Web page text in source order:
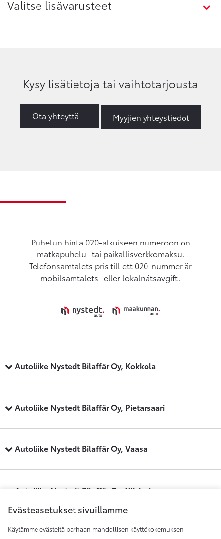
Valitse lisävarusteet
Kysy lisätietoja tai vaihtotarjousta
Ota yhteyttä Myyjien yhteystiedot
Puhelun hinta 020-alkuiseen numeroon on
matkapuhelu- tai paikallisverkkomaksu.
Telefonsamtalets pris till ett 020-nummer är
mobilsamtalets- eller lokalnätsavgift.
Autoliike Nystedt Bilaffär Oy, Kokkola
Autoliike Nystedt Bilaffär Oy, Pietarsaari
Autoliike Nystedt Bilaffär Oy, Vaasa
Autoliike Nystedt Bilaffär Oy, Ylivieska
Maakunnan Auto, Kauhajoki
Evästeasetukset sivuillamme
Käytämme evästeitä parhaan mahdollisen käyttökokemuksen